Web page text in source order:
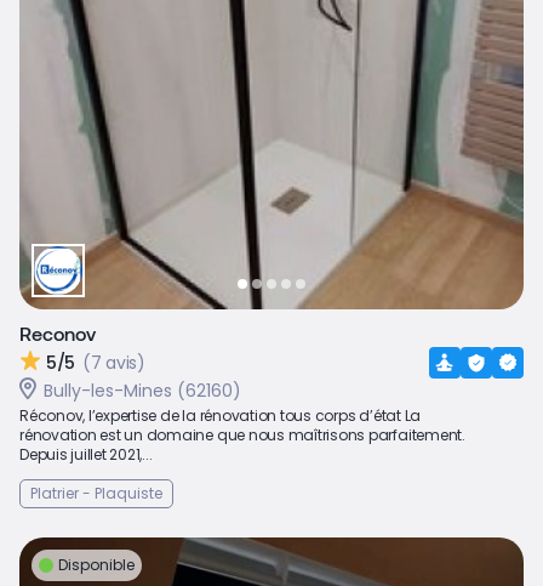
Reconov
5/5 (7 avis)
Bully-les-Mines (62160)
Réconov, l’expertise de la rénovation tous corps d’état La
rénovation est un domaine que nous maîtrisons parfaitement.
Depuis juillet 2021,...
Platrier - Plaquiste
Disponible